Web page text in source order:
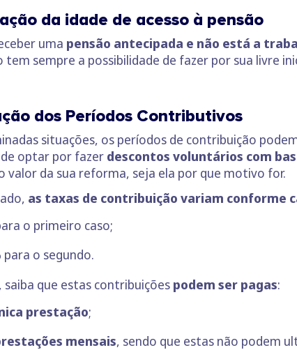
da idade de acesso à pensão
uma pensão antecipada e não está a
tem sempre a possibilidade de fazer por sua livre
dos Períodos Contributivos
situações, os períodos de contribuição
optar por fazer descontos voluntários com
valor da sua reforma, seja ela por que motivo for.
as taxas de contribuição variam conforme
o primeiro caso;
para o segundo.
saiba que estas contribuições podem ser pagas:
prestação;
mensais, sendo que estas não podem